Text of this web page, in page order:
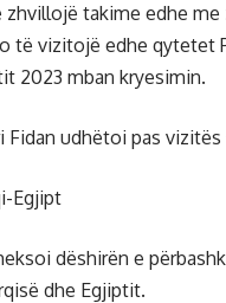
takime edhe
të vizitojë edhe qytetet
2023 mban kryesimin.
Fidan udhëtoi pas
Egjipt
dëshirën e
dhe Egjiptit.